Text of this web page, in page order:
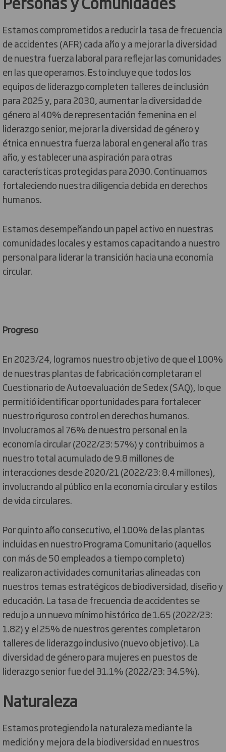
Estamos comprometidos a reducir la tasa de frecuencia
de accidentes (AFR) cada año y a mejorar la diversidad
de nuestra fuerza laboral para reflejar las comunidades
en las que operamos. Esto incluye que todos los
equipos de liderazgo completen talleres de inclusión
para 2025 y, para 2030, aumentar la diversidad de
género al 40% de representación femenina en el
liderazgo senior, mejorar la diversidad de género y
étnica en nuestra fuerza laboral en general año tras
año, y establecer una aspiración para otras
características protegidas para 2030. Continuamos
fortaleciendo nuestra diligencia debida en derechos
humanos.
Estamos desempeñando un papel activo en nuestras
comunidades locales y estamos capacitando a nuestro
personal para liderar la transición hacia una economía
circular.
Progreso
En 2023/24, logramos nuestro objetivo de que el 100%
de nuestras plantas de fabricación completaran el
Cuestionario de Autoevaluación de Sedex (SAQ), lo que
permitió identificar oportunidades para fortalecer
nuestro riguroso control en derechos humanos.
Involucramos al 76% de nuestro personal en la
economía circular (2022/23: 57%) y contribuimos a
nuestro total acumulado de 9.8 millones de
interacciones desde 2020/21 (2022/23: 8.4 millones),
involucrando al público en la economía circular y estilos
de vida circulares.
Por quinto año consecutivo, el 100% de las plantas
incluidas en nuestro Programa Comunitario (aquellos
con más de 50 empleados a tiempo completo)
realizaron actividades comunitarias alineadas con
nuestros temas estratégicos de biodiversidad, diseño y
educación. La tasa de frecuencia de accidentes se
redujo a un nuevo mínimo histórico de 1.65 (2022/23:
1.82) y el 25% de nuestros gerentes completaron
talleres de liderazgo inclusivo (nuevo objetivo). La
diversidad de género para mujeres en puestos de
liderazgo senior fue del 31.1% (2022/23: 34.5%).
Naturaleza
Estamos protegiendo la naturaleza mediante la
medición y mejora de la biodiversidad en nuestros